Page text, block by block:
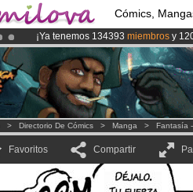
Cómics,
¡Ya tenemos 134393 miembros y
¡Conviertete en Premium por3.95
El Kickstarter Amilova está
> Directorio De Cómics > Manga > Fantasía
Favoritos Compartir